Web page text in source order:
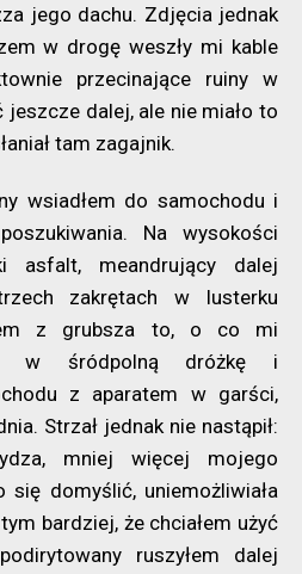
jego dachu. Zdjęcia jednak
w drogę weszły mi kable
przecinające ruiny w
jeszcze dalej, ale nie miało to
tam zagajnik.
do samochodu i
Na wysokości
asfalt, meandrujący dalej
zakrętach w lusterku
z grubsza to, o co mi
w śródpolną dróżkę i
z aparatem w garści,
Strzał jednak nie nastąpił:
mniej więcej mojego
domyślić, uniemożliwiała
bardziej, że chciałem użyć
ruszyłem dalej